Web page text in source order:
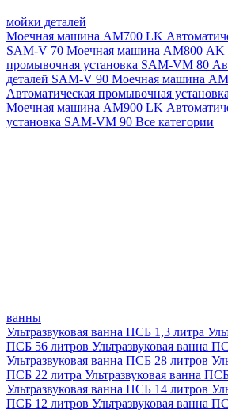
мойки деталей
Моечная машина AM700 LK
SAM-V 70 Моечная машина АМ800 AK
промывочная установка SAM-VM 80
деталей SAM-V 90 Моечная машина
Автоматическая промывочная
Моечная машина AM900 LK
установка SAM-VM 90 Все категории
ванны
Ультразвуковая ванна ПСБ 1,3 литра
ПСБ 56 литров Ультразвуковая ванна
Ультразвуковая ванна ПСБ 28 литров
ПСБ 22 литра Ультразвуковая ванна
Ультразвуковая ванна ПСБ 14 литров
ПСБ 12 литров Ультразвуковая ванна